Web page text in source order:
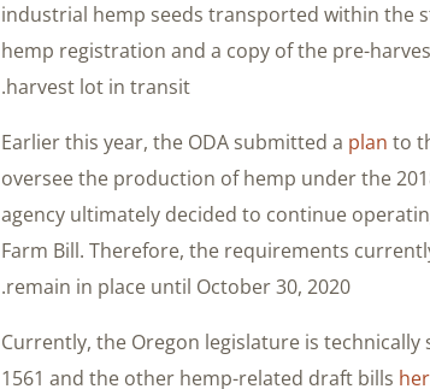
industrial hemp seeds transported within the
hemp registration and a copy of the pre-
harvest lot in transit.
Earlier this year, the ODA submitted a plan to
oversee the production of hemp under the
agency ultimately decided to continue
Farm Bill. Therefore, the requirements
remain in place until October 30, 2020.
Currently, the Oregon legislature is technically
1561 and the other hemp-related draft bills